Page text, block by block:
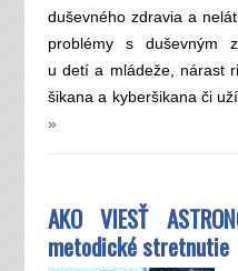
duševného zdravia a
problémy s duševným
u detí a mládeže, nárast
šikana a kyberšikana či
»
AKO VIESŤ
metodické stretnutie